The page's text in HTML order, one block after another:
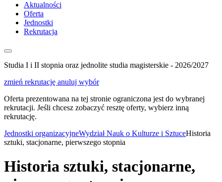
Aktualności
Oferta
Jednostki
Rekrutacja
Studia I i II stopnia oraz jednolite studia magisterskie - 2026/2027
zmień rekrutację anuluj wybór
Oferta prezentowana na tej stronie ograniczona jest do wybranej
rekrutacji. Jeśli chcesz zobaczyć resztę oferty, wybierz inną
rekrutację.
Jednostki organizacyjneWydział Nauk o Kulturze i SztuceHistoria
sztuki, stacjonarne, pierwszego stopnia
Historia sztuki, stacjonarne,